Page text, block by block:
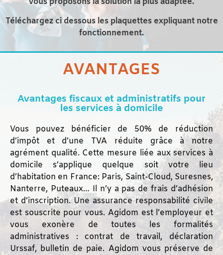
Téléchargez ci dessous les plaquettes expliquant notre
fonctionnement.
AVANTAGES
Avantages fiscaux et administratifs pour
les services à domicile
Vous pouvez bénéficier de 50% de réduction
d’impôt et d’une TVA réduite grâce à notre
agrément qualité. Cette mesure liée aux services à
domicile s’applique quelque soit votre lieu
d’habitation en France: Paris, Saint-Cloud, Suresnes,
Nanterre, Puteaux… Il n’y a pas de frais d’adhésion
et d’inscription. Une assurance responsabilité civile
est souscrite pour vous. Agidom est l’employeur et
vous exonère de toutes les formalités
administratives : contrat de travail, déclaration
Urssaf, bulletin de paie. Agidom vous préserve de